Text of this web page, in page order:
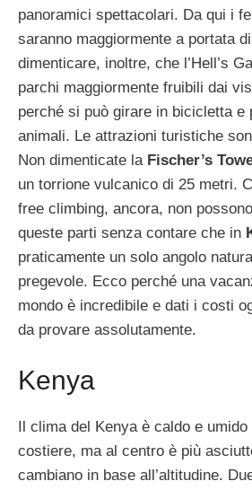
panoramici spettacolari. Da qui i
saranno maggiormente a portata
dimenticare, inoltre, che l’Hell’s
parchi maggiormente fruibili dai
perché si può girare in bicicletta e
animali. Le attrazioni turistiche
Non dimenticate la Fischer’s
un torrione vulcanico di 25 metri.
free climbing, ancora, non
queste parti senza contare che in
praticamente un solo angolo
pregevole. Ecco perché una
mondo è incredibile e dati i costi
da provare assolutamente.
Kenya
Il clima del Kenya è caldo e
costiere, ma al centro è più
cambiano in base all’altitudine.